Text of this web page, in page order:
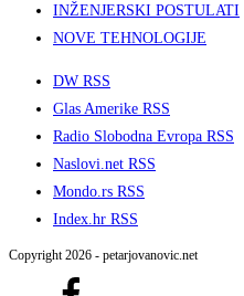
INŽENJERSKI POSTULATI
NOVE TEHNOLOGIJE
DW RSS
Glas Amerike RSS
Radio Slobodna Evropa RSS
Naslovi.net RSS
Mondo.rs RSS
Index.hr RSS
Copyright 2026 - petarjovanovic.net